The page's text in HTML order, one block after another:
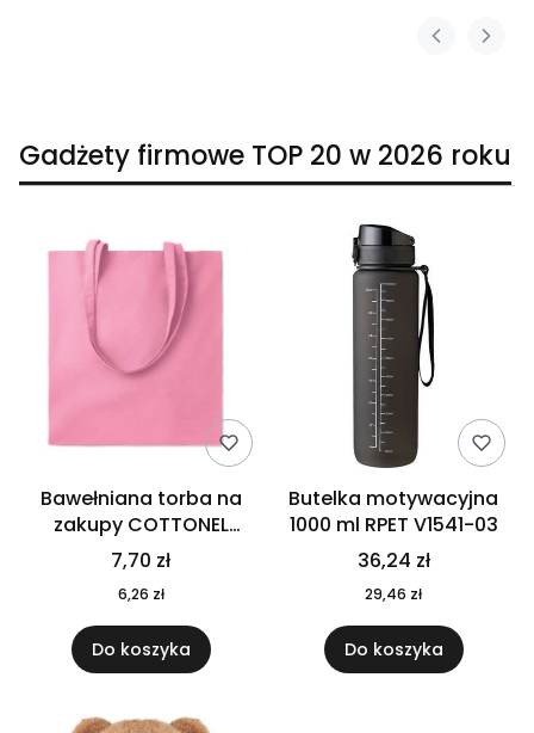
Gadżety firmowe TOP 20 w 2026 roku
Bawełniana torba na
zakupy COTTONEL
COLOUR++ MO9846-11
7,70 zł
6,26 zł
Do koszyka
Butelka motywacyjna
1000 ml RPET V1541-03
36,24 zł
29,46 zł
Do koszyka